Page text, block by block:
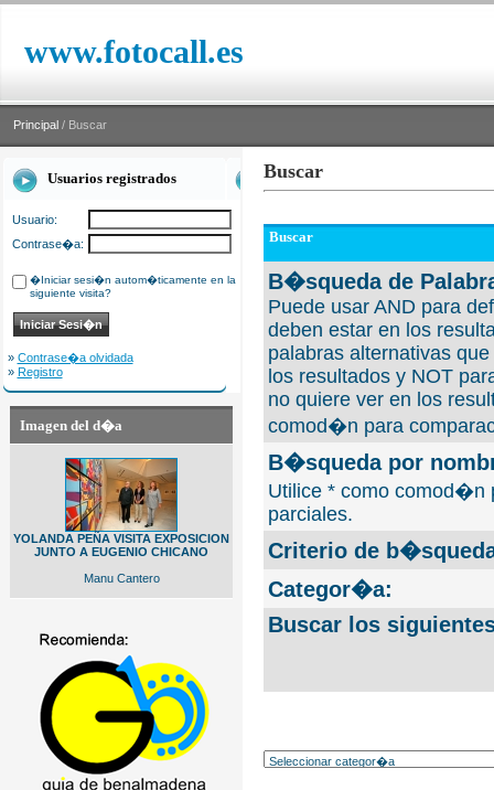
www.fotocall.es
Principal / Buscar
Usuarios registrados
Usuario:
Contrase�a:
�Iniciar sesi�n autom�ticamente en la
siguiente visita?
» Contrase�a olvidada
» Registro
Imagen del d�a
YOLANDA PEÑA VISITA EXPOSICION
JUNTO A EUGENIO CHICANO
Manu Cantero
Buscar
Buscar
B�squeda de
Puede usar AND para
deben estar en los
palabras alternativas
los resultados y NOT
no quiere ver en los
comod�n para
B�squeda por
Utilice * como comod�n
parciales.
Criterio de
Categor�a:
Buscar los